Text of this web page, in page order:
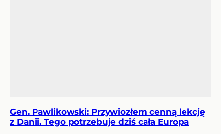
Gen. Pawlikowski: Przywiozłem cenną lekcję
z Danii. Tego potrzebuje dziś cała Europa